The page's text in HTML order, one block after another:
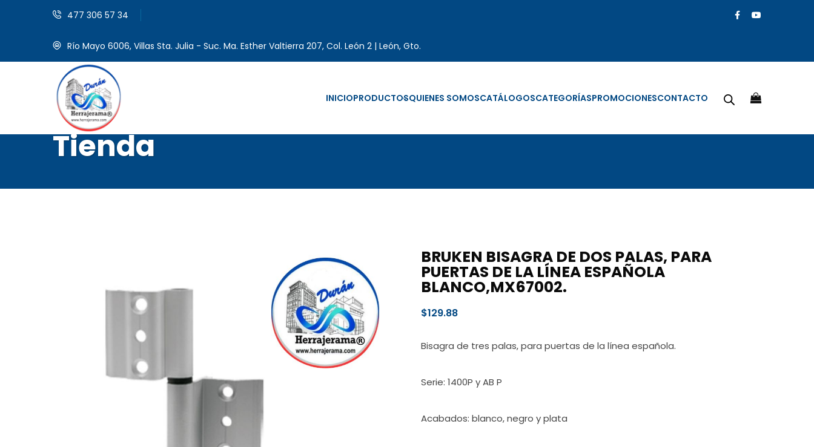
477 306 57 34
Río Mayo 6006, Villas Sta. Julia - Suc. Ma. Esther Valtierra 207, Col. León 2 | León, Gto.
INICIOPRODUCTOSQUIENES SOMOSCATÁLOGOSCATEGORÍASPROMOCIONESCONTACTO
Tienda
BRUKEN BISAGRA DE DOS PALAS, PARA
PUERTAS DE LA LÍNEA ESPAÑOLA
BLANCO,MX67002.
$129.88
Bisagra de tres palas, para puertas de la línea española.
Serie: 1400P y AB P
Acabados: blanco, negro y plata